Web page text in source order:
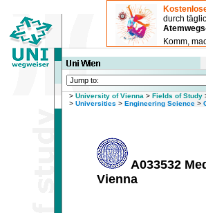
durch
Komm,
> University of Vienna > Fields of Study
> Universities > Engineering Science >
A033532
Vienna